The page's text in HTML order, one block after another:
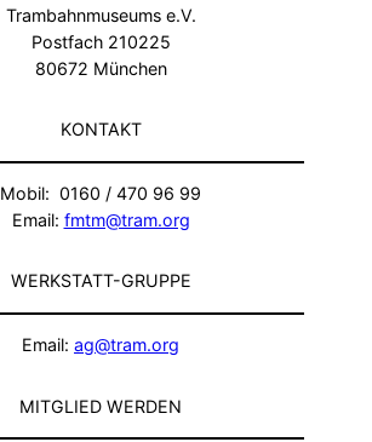
Trambahnmuseums e.V.
Postfach 210225
80672 München
KONTAKT
Mobil: 0160 / 470 96 99
Email: fmtm@tram.org
WERKSTATT-GRUPPE
Email: ag@tram.org
MITGLIED WERDEN